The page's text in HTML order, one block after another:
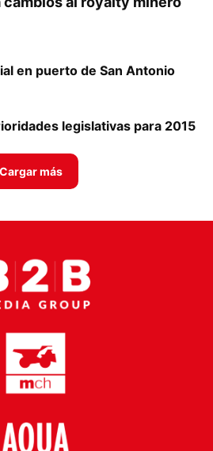
en puerto de San Antonio
legislativas para 2015
Cargar más